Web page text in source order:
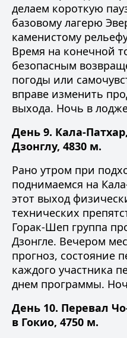
делаем короткую
базовому лагерю
каменистому
Время на конечной
безопасным
погоды или
вправе изменить
выхода. Ночь в
День 9. Кала-
Дзонглу, 4830 м.
Рано утром при
поднимаемся на
этот выход
технических
Горак-Шеп группа
Дзонгле. Вечером
прогноз, состояние
каждого участника
днем программы.
День 10. Перевал
в Гокио, 4750 м.